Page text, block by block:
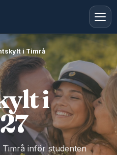
i Timrå
i
inför studenten